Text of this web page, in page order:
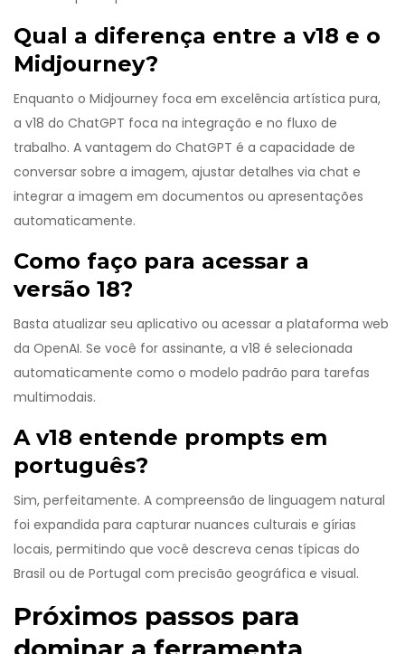
Qual a diferença entre a v18 e o
Midjourney?
Enquanto o Midjourney foca em excelência artística pura,
a v18 do ChatGPT foca na integração e no fluxo de
trabalho. A vantagem do ChatGPT é a capacidade de
conversar sobre a imagem, ajustar detalhes via chat e
integrar a imagem em documentos ou apresentações
automaticamente.
Como faço para acessar a
versão 18?
Basta atualizar seu aplicativo ou acessar a plataforma web
da OpenAI. Se você for assinante, a v18 é selecionada
automaticamente como o modelo padrão para tarefas
multimodais.
A v18 entende prompts em
português?
Sim, perfeitamente. A compreensão de linguagem natural
foi expandida para capturar nuances culturais e gírias
locais, permitindo que você descreva cenas típicas do
Brasil ou de Portugal com precisão geográfica e visual.
Próximos passos para